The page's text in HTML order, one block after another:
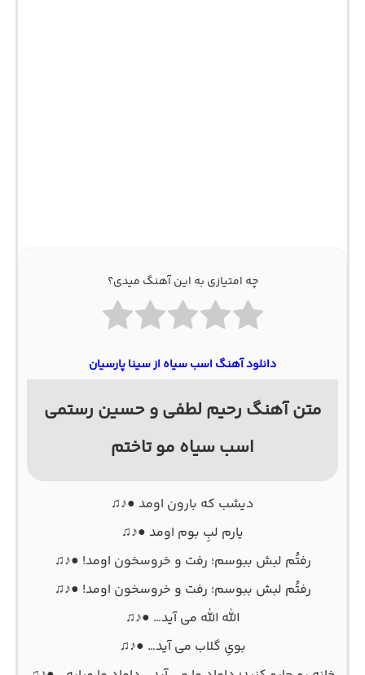
چه امتیازی به این آهنگ میدی؟
دانلود آهنگ اسب سیاه از سینا پارسیان
متن آهنگ رحیم لطفی و حسین رستمی
اسب سیاه مو تاختم
دیشب که بارون اومد ●♪♫
یارم لبِ بوم اومد ●♪♫
رفتُم لبش ببوسم؛ رفت و خروسخون اومد! ●♪♫
رفتُم لبش ببوسم؛ رفت و خروسخون اومد! ●♪♫
الله الله می آید… ●♪♫
بویِ گلاب می آید… ●♪♫